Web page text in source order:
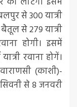
से 300 यात्री
बैतूल से 279 यात्री
होगी। इसमें
रवाना होगें।
(काशी)-
से 8 जनवरी